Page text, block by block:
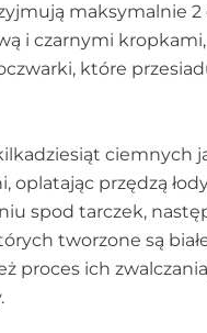
maksymalnie 2
i czarnymi kropkami,
które
ciemnych
oplatając przędzą
spod tarczek,
tworzone są
proces ich